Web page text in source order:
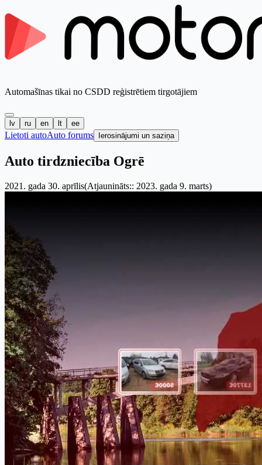
Automašīnas tikai no CSDD reģistrētiem tirgotājiem
lv ru en lt ee
Lietoti autoAuto forums Ierosinājumi un saziņa
Auto tirdzniecība Ogrē
2021. gada 30. aprīlis(Atjaunināts:: 2023. gada 9. marts)